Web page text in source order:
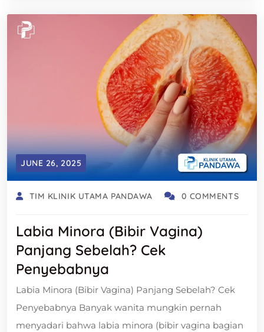
JUNE 26, 2025
TIM KLINIK UTAMA PANDAWA 0 COMMENTS
Labia Minora (Bibir Vagina)
Panjang Sebelah? Cek
Penyebabnya
Labia Minora (Bibir Vagina) Panjang Sebelah? Cek
Penyebabnya Banyak wanita mungkin pernah
menyadari bahwa labia minora (bibir vagina bagian